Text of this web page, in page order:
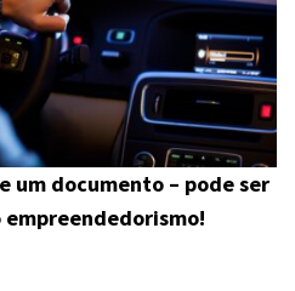
um documento – pode ser
empreendedorismo!